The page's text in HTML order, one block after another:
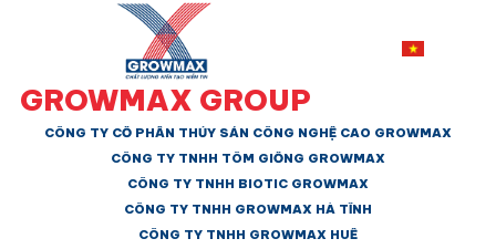
GROWMAX GROUP
CÔNG TY CỔ PHẦN THỦY SẢN CÔNG NGHỆ CAO GROWMAX
CÔNG TY TNHH TÔM GIỐNG GROWMAX
CÔNG TY TNHH BIOTIC GROWMAX
CÔNG TY TNHH GROWMAX HÀ TĨNH
CÔNG TY TNHH GROWMAX HUẾ